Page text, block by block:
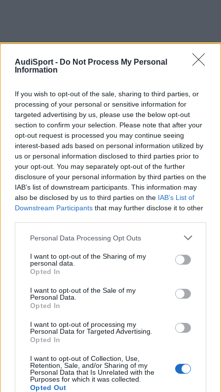
AudiSport - Do Not Process My Personal
Information
If you wish to opt-out of the sale, sharing to third parties, or
processing of your personal or sensitive information for
targeted advertising by us, please use the below opt-out
section to confirm your selection. Please note that after your
opt-out request is processed you may continue seeing
interest-based ads based on personal information utilized by
us or personal information disclosed to third parties prior to
your opt-out. You may separately opt-out of the further
disclosure of your personal information by third parties on the
IAB’s list of downstream participants. This information may
also be disclosed by us to third parties on the IAB’s List of
Downstream Participants that may further disclose it to other
Personal Data Processing Opt Outs
I want to opt-out of the Sharing of my
personal data.
Opted In
I want to opt-out of the Sale of my
Personal Data.
Opted In
I want to opt-out of processing my
Personal Data for Targeted Advertising.
Opted In
I want to opt-out of Collection, Use,
Retention, Sale, and/or Sharing of my
Personal Data that Is Unrelated with the
Purposes for which it was collected.
Opted Out
idua4
Publicado17 de Mayo del 2010
Discotek dijo:
delanteros del 3.0TDI? Creo que son 345mm, pero el ancho
es 30mm?
Gracias!
Delanteros:
Disco de freno ventilado Ø 345 mm
Disco de freno, grosor 30 mm
Disco de freno Ø 300 mm
Disco de freno, grosor 12 mm